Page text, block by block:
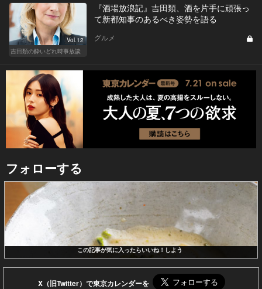
Vol.12
吉田類の酔いどれ時事放談
『酒場放浪記』吉田類、酒を片手に頑張っ
て新都知事のあるべき姿勢を語る
グルメ
フォローする
この記事が気に入ったらいいね！しよう
X（旧Twitter）で東京カレンダーを